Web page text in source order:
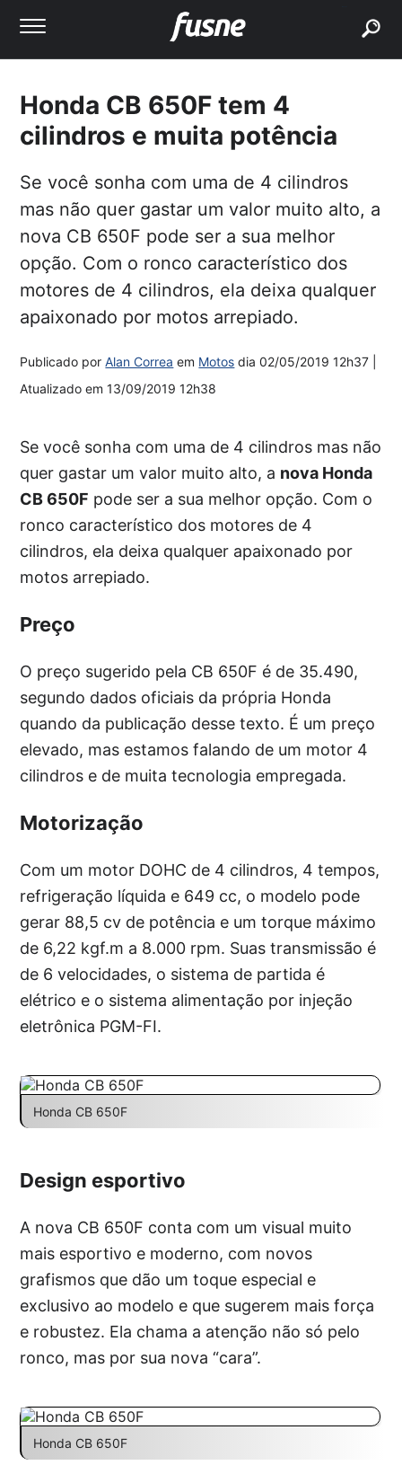
Honda CB 650F tem 4
cilindros e muita potência
Se você sonha com uma de 4 cilindros
mas não quer gastar um valor muito alto, a
nova CB 650F pode ser a sua melhor
opção. Com o ronco característico dos
motores de 4 cilindros, ela deixa qualquer
apaixonado por motos arrepiado.
Publicado porAlan Correa em Motos dia02/05/2019 12h37
Atualizado em13/09/2019 12h38
Se você sonha com uma de 4 cilindros mas não
quer gastar um valor muito alto, a nova Honda
CB 650F pode ser a sua melhor opção. Com o
ronco característico dos motores de 4
cilindros, ela deixa qualquer apaixonado por
motos arrepiado.
Preço
O preço sugerido pela CB 650F é de 35.490,
segundo dados oficiais da própria Honda
quando da publicação desse texto. É um preço
elevado, mas estamos falando de um motor 4
cilindros e de muita tecnologia empregada.
Motorização
Com um motor DOHC de 4 cilindros, 4 tempos,
refrigeração líquida e 649 cc, o modelo pode
gerar 88,5 cv de potência e um torque máximo
de 6,22 kgf.m a 8.000 rpm. Suas transmissão é
de 6 velocidades, o sistema de partida é
elétrico e o sistema alimentação por injeção
eletrônica PGM-FI.
Honda CB 650F
Design esportivo
A nova CB 650F conta com um visual muito
mais esportivo e moderno, com novos
grafismos que dão um toque especial e
exclusivo ao modelo e que sugerem mais força
e robustez. Ela chama a atenção não só pelo
ronco, mas por sua nova “cara”.
Honda CB 650F